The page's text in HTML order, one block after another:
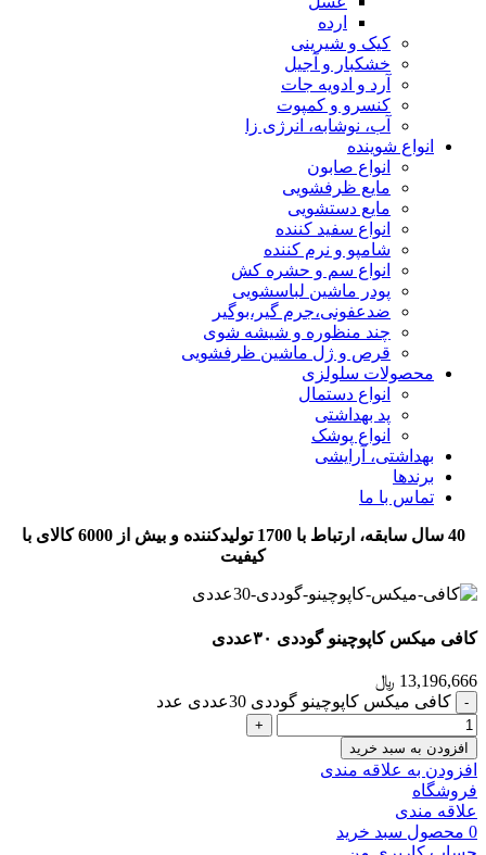
ارده
کیک و شیرینی
خشکبار و آجیل
آرد و ادویه جات
کنسرو و کمپوت
آب، نوشابه، انرژی زا
انواع شوینده
انواع صابون
مایع ظرفشویی
مایع دستشویی
انواع سفید کننده
شامپو و نرم کننده
انواع سم و حشره کش
پودر ماشین لباسشویی
ضدعفونی،جرم گیر،بوگیر
چند منظوره و شیشه شوی
قرص و ژل ماشین ظرفشویی
محصولات سلولزی
انواع دستمال
پد بهداشتی
انواع پوشک
بهداشتی، آرایشی
برندها
تماس با ما
40 سال سابقه، ارتباط با 1700 تولیدکننده و بیش از 6000 کالای با
کیفیت
کافی میکس کاپوچینو گوددی ۳۰عددی
13,196,666 ﷼
کافی میکس کاپوچینو گوددی 30عددی عدد
افزودن به سبد خرید
افزودن به علاقه مندی
فروشگاه
علاقه مندی
0 محصول سبد خرید